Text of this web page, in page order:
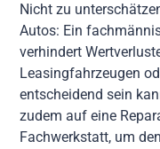
Nicht zu
Autos: Ein
verhindert
Leasingfahrzeugen
entscheidend sein
zudem auf eine
Fachwerkstatt, um